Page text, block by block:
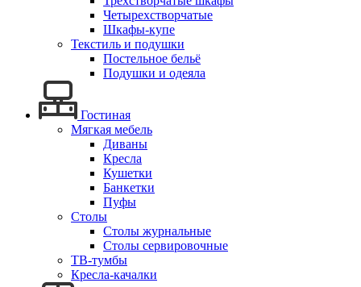
Четырехстворчатые
Шкафы-купе
Текстиль и подушки
Постельное бельё
Подушки и одеяла
Гостиная
Мягкая мебель
Диваны
Кресла
Кушетки
Банкетки
Пуфы
Столы
Столы журнальные
Столы сервировочные
ТВ-тумбы
Кресла-качалки